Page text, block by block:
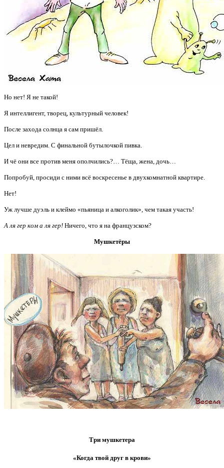
Но нет! Я не такой!
Я интеллигент, творец, культурный человек!
После захода солнца я сам пришёл.
Цел и невредим. С финальной бутылочкой пивка.
И чё они все против меня ополчились?… Тёща, жена, дочь…
Попробуй, просиди с ними всё воскресенье в двухкомнатной квартире.
Нет!
Уж лучше дуэль и клеймо «пьяница и алкоголик», чем такая участь!
А ля гер ком а ля гер! Ничего, что я на французском?
Мушкетёры
Три мушкетера
«Когда твой друг в крови»